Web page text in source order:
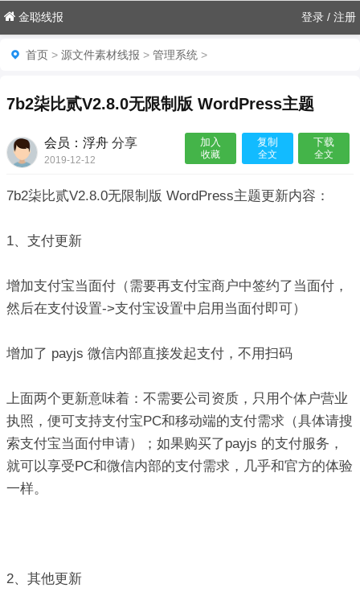
金聪线报 登录 / 注册
首页 > 源文件素材线报 > 管理系统 >
7b2柒比贰V2.8.0无限制版 WordPress主题
会员：浮舟分享
2019-12-12
加入
收藏
复制
全文
下载
全文
7b2柒比贰V2.8.0无限制版 WordPress主题更新内容：
1、支付更新
增加支付宝当面付（需要再支付宝商户中签约了当面付，
然后在支付设置->支付宝设置中启用当面付即可）
增加了 payjs 微信内部直接发起支付，不用扫码
上面两个更新意味着：不需要公司资质，只用个体户营业
执照，便可支持支付宝PC和移动端的支付需求（具体请搜
索支付宝当面付申请）；如果购买了payjs 的支付服务，
就可以享受PC和微信内部的支付需求，几乎和官方的体验
一样。
2、其他更新